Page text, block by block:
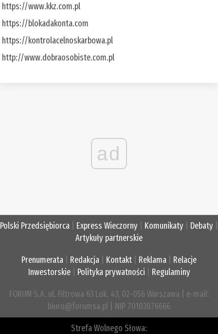
https://www.kkz.com.pl
https://blokadakonta.com
https://kontrolacelnoskarbowa.pl
http://www.dobraosobiste.com.pl
ad
Polski Przedsiębiorca Express Wieczorny Komunikaty Debaty
Artykuły partnerskie
Prenumerata Redakcja Kontakt Reklama
Relacje
Inwestorskie| Polityka prywatności Regulaminy
FORUM S.A. ul. Filtrowa 63 Lok. 43, 02-056 Warszawa | e-mail:
biuro@forumsa.pl | NIP 70103076666
Strefa Wolnego Słowa: